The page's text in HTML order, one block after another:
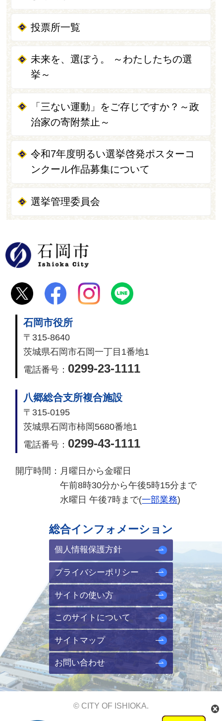
投票所一覧
未来を、選ぼう。 ～わたしたちの選
挙～
「三ない運動」をご存じですか？～政
治家の寄附禁止～
令和7年度明るい選挙啓発ポスターコ
ンクール作品募集について
選挙管理委員会
石岡市役所
〒315-8640
茨城県石岡市石岡一丁目1番地1
電話番号： 0299-23-1111
八郷総合支所複合施設
〒315-0195
茨城県石岡市柿岡5680番地1
電話番号： 0299-43-1111
開庁時間： 月曜日から金曜日
午前8時30分から午後5時15分まで
水曜日 午後7時まで(一部業務)
総合インフォメーション
個人情報保護方針
プライバシーポリシー
サイトの使い方
このサイトについて
サイトマップ
お問い合わせ
© CITY OF ISHIOKA.